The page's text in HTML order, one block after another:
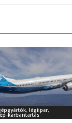
légiipar,
karbantartás